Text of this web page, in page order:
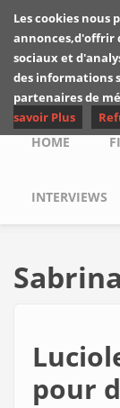
Skip to main content
Main
HOME
INTERVIEWS
pour
Les cookies
annonces,d'offrir
sociaux et
des informations
partenaires de
savoir Plus